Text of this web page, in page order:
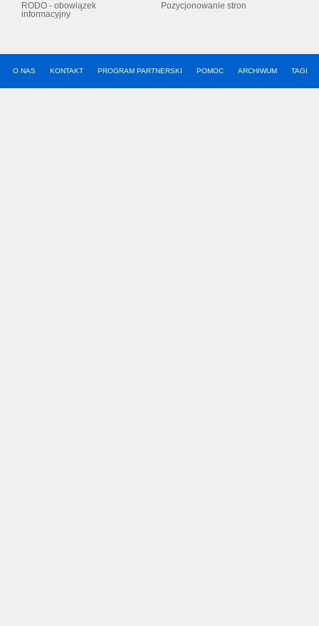
RODO - obowiązek
informacyjny
Pozycjonowanie stron
O NAS KONTAKT PROGRAM PARTNERSKI POMOC ARCHIWUM TAGI